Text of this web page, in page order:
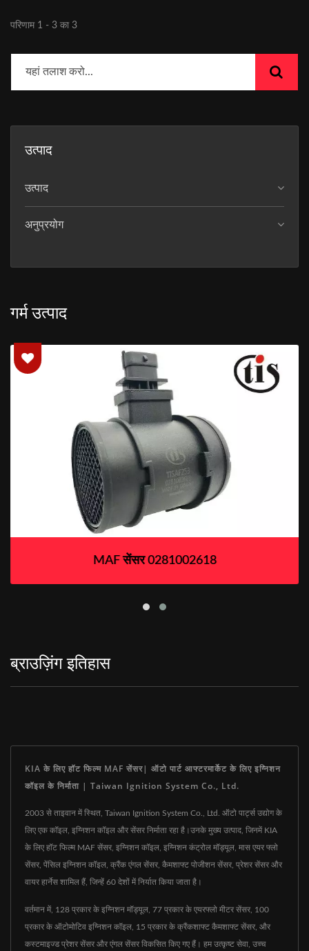
परिणाम 1 - 3 का 3
उत्पाद
उत्पाद
अनुप्रयोग
गर्म उत्पाद
MAF सेंसर 0281002618
ब्राउज़िंग इतिहास
KIA के लिए हॉट फिल्म MAF सेंसर| ऑटो पार्ट आफ्टरमार्केट के लिए इग्निशन
कॉइल के निर्माता | Taiwan Ignition System Co., Ltd.
2003 से ताइवान में स्थित, Taiwan Ignition System Co., Ltd. ऑटो पार्ट्स उद्योग के
लिए एक कॉइल, इग्निशन कॉइल और सेंसर निर्माता रहा है।उनके मुख्य उत्पाद, जिनमें KIA
के लिए हॉट फिल्म MAF सेंसर, इग्निशन कॉइल, इग्निशन कंट्रोल मॉड्यूल, मास एयर फ्लो
सेंसर, पेंसिल इग्निशन कॉइल, क्रैंक एंगल सेंसर, कैमशाफ्ट पोजीशन सेंसर, प्रेशर सेंसर और
वायर हार्नेस शामिल हैं, जिन्हें 60 देशों में निर्यात किया जाता है।
वर्तमान में, 128 प्रकार के इग्निशन मॉड्यूल, 77 प्रकार के एयरफ्लो मीटर सेंसर, 100
प्रकार के ऑटोमोटिव इग्निशन कॉइल, 15 प्रकार के क्रैंकशाफ्ट कैमशाफ्ट सेंसर, और
कस्टमाइज्ड प्रेशर सेंसर और एंगल सेंसर विकसित किए गए हैं। हम उत्कृष्ट सेवा, उच्च